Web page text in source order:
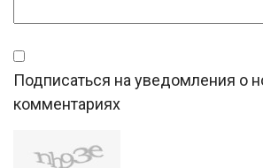
Подписаться на уведомления о
комментариях